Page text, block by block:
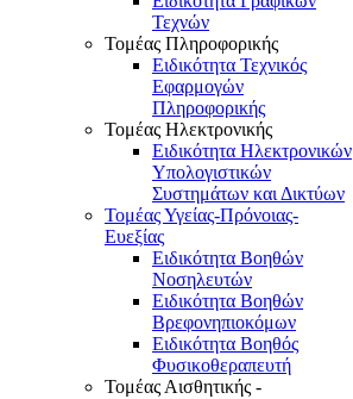
Τεχνών
Τομέας Πληροφορικής
Ειδικότητα Τεχνικός
Εφαρμογών
Πληροφορικής
Τομέας Ηλεκτρονικής
Ειδικότητα Ηλεκτρονικών
Υπολογιστικών
Συστημάτων και Δικτύων
Τομέας Υγείας-Πρόνοιας-
Ευεξίας
Ειδικότητα Βοηθών
Νοσηλευτών
Ειδικότητα Βοηθών
Βρεφονηπιοκόμων
Ειδικότητα Βοηθός
Φυσικοθεραπευτή
Τομέας Αισθητικής -